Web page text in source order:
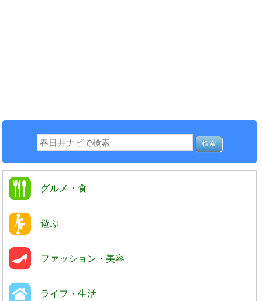
グルメ・食
遊ぶ
ファッション・美容
ライフ・生活